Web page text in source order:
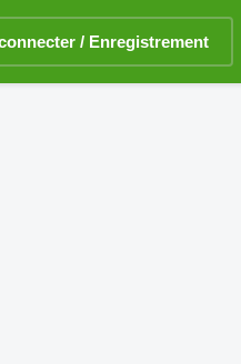
/ Enregistrement